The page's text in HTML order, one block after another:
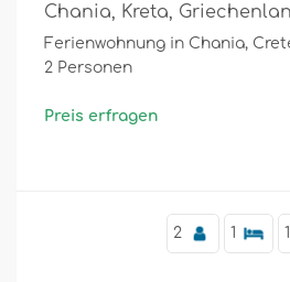
Blicke
Chania, Kreta,
Ferienwohnung in Chania,
2 Personen
Preis erfragen
2 1 1